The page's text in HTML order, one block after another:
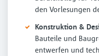
den Vorlesungen
Konstruktion &
Bauteile und
entwerfen und